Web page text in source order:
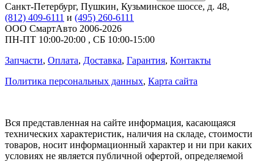
Санкт-Петербург, Пушкин, Кузьминское шоссе, д. 48,
(812) 409-6111 и (495) 260-6111
ООО СмартАвто 2006-2026
ПН-ПТ 10:00-20:00 , СБ 10:00-15:00
Запчасти, Оплата, Доставка, Гарантия, Контакты
Политика персональных данных, Карта сайта
Вся представленная на сайте информация, касающаяся
технических характеристик, наличия на складе, стоимости
товаров, носит информационный характер и ни при каких
условиях не является публичной офертой, определяемой